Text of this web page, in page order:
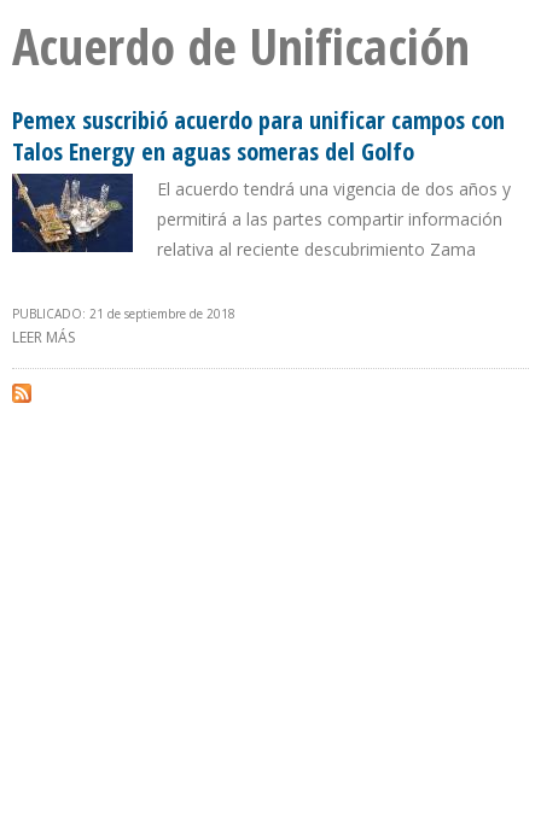
Acuerdo de Unificación
Pemex suscribió acuerdo para unificar campos con
Talos Energy en aguas someras del Golfo
El acuerdo tendrá una vigencia de dos años y
permitirá a las partes compartir información
relativa al reciente descubrimiento Zama
PUBLICADO: 21 de septiembre de 2018
LEER MÁS